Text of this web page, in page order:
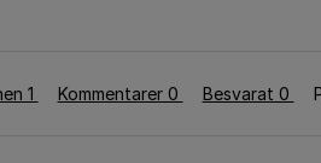
1 Kommentarer 0 Besvarat 0